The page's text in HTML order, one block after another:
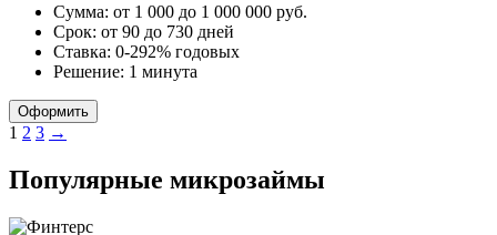
Сумма: от 1 000 до 1 000 000 руб.
Срок: от 90 до 730 дней
Ставка: 0-292% годовых
Решение: 1 минута
Оформить
Пагинация
1 2 3 →
Популярные микрозаймы